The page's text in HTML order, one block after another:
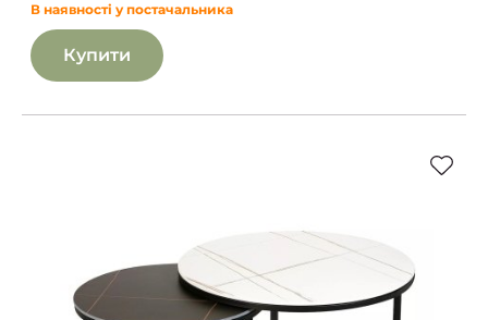
В наявності у постачальника
Купити